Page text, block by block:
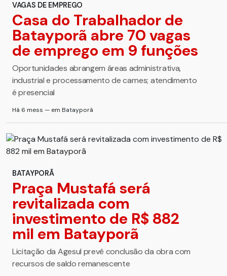
VAGAS DE EMPREGO
Casa do Trabalhador de
Batayporã abre 70 vagas
de emprego em 9 funções
Oportunidades abrangem áreas administrativa,
industrial e processamento de carnes; atendimento
é presencial
Há 6 mess — em Batayporã
BATAYPORÃ
Praça Mustafá será
revitalizada com
investimento de R$ 882
mil em Batayporã
Licitação da Agesul prevê conclusão da obra com
recursos de saldo remanescente